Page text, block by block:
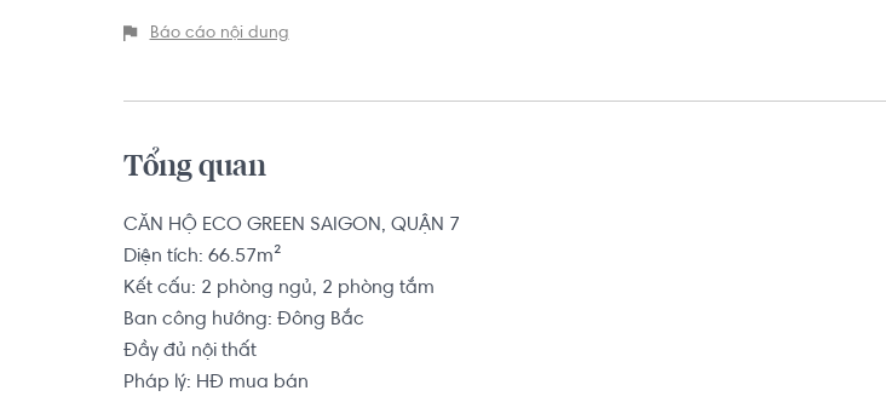
Báo cáo nội dung
Tổng quan
CĂN HỘ ECO GREEN SAIGON, QUẬN 7
Diện tích: 66.57m²
Kết cấu: 2 phòng ngủ, 2 phòng tắm
Ban công hướng: Đông Bắc
Đầy đủ nội thất
Pháp lý: HĐ mua bán